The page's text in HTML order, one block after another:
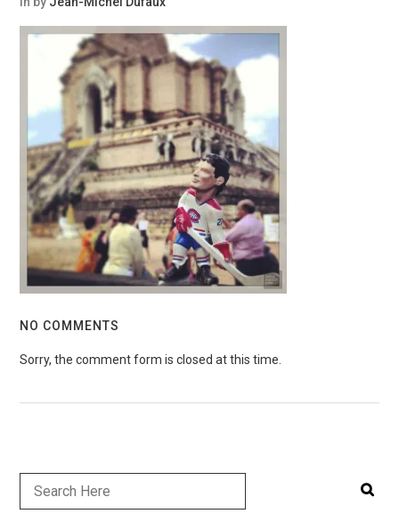
NO COMMENTS
Sorry, the comment form is closed at this time.